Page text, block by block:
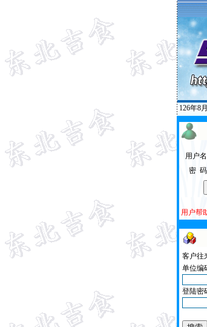
126年8
用户名
密 码
用户帮
客户往
单位编
登陆密